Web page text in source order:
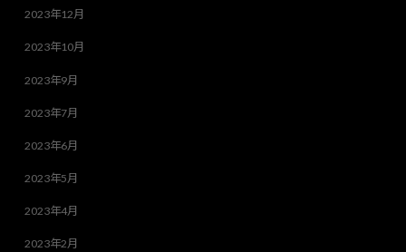
2023年12月
2023年10月
2023年9月
2023年7月
2023年6月
2023年5月
2023年4月
2023年2月